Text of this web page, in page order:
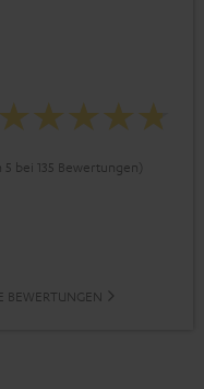
5 bei 135 Bewertungen)
BEWERTUNGEN